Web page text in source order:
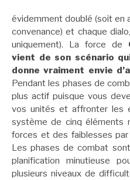
évidemment doublé (soit en
convenance) et chaque
uniquement). La force de
vient de son scénario
donne vraiment envie
Pendant les phases de
plus actif puisque vous
vos unités et affronter les
système de cinq éléments
forces et des faiblesses
Les phases de combat
planification minutieuse
plusieurs niveaux de